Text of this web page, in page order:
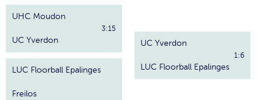
UHC Moudon
UC Yverdon
3:15
LUC Floorball Epalinges
Freilos
UC Yverdon
LUC Floorball Epalinges
1:6